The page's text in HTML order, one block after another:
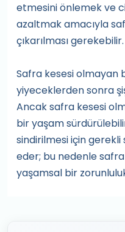
etmesini önlemek ve
azaltmak amacıyla
çıkarılması gerekebilir.
Safra kesesi olmayan
yiyeceklerden sonra
Ancak safra kesesi
bir yaşam
sindirilmesi için
eder; bu nedenle
yaşamsal bir